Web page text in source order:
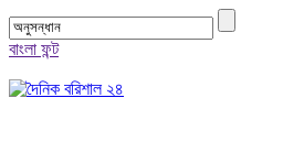
বাংলা ফন্ট